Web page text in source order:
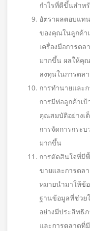
กำไรที่ดีขึ้นสำห
อัตราผลตอบแท
ของคุณในลูกค้า
เครื่องมือการต
มากขึ้น ผลให้คุ
ลงทุนในการตล
การทำนายและ
การมีท่อลูกค้าเ
คุณสมบัติอย่างเ
การจัดการกระ
มากขึ้น
การตัดสินใจที่มี
ขายและการตล
หมายนำมาให้ข้
ฐานข้อมูลที่ช่วย
อย่างมีประสิทธิ
และการตลาดที่